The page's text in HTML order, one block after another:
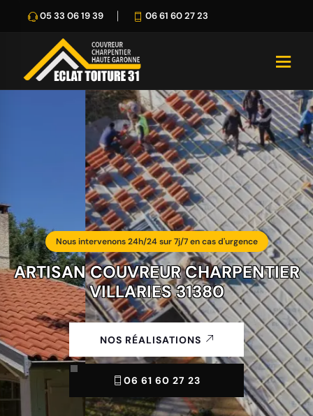
05 33 06 19 39 06 61 60 27 23
Nous intervenons 24h/24 sur 7j/7 en cas d'urgence
ARTISAN COUVREUR CHARPENTIER
VILLARIES 31380
NOS RÉALISATIONS
06 61 60 27 23